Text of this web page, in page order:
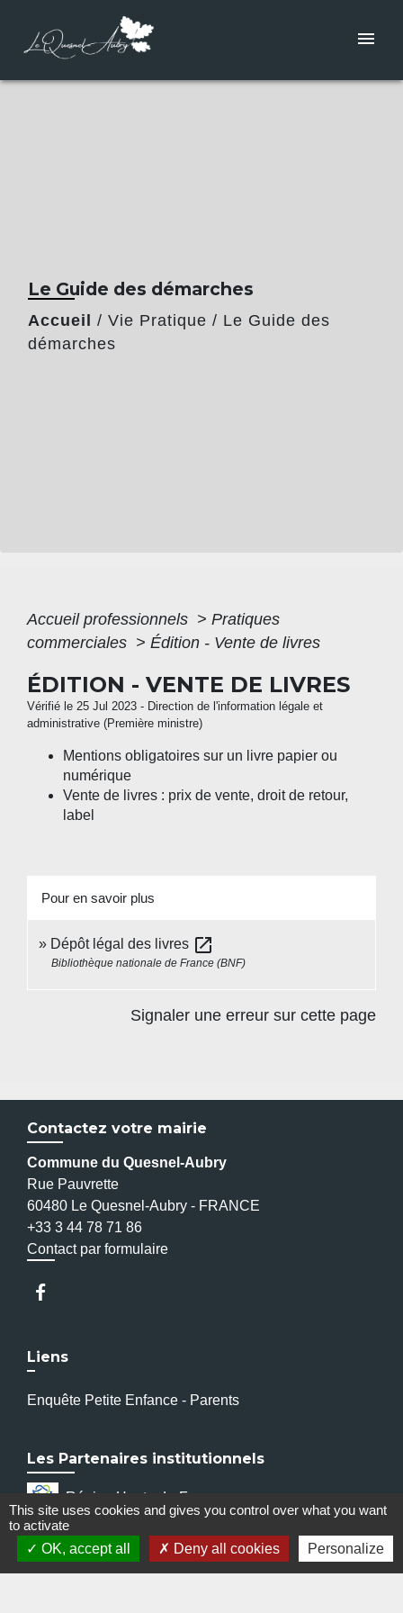
menu
Le Guide des démarches
Accueil / Vie Pratique / Le Guide des
démarches
Accueil professionnels > Pratiques
commerciales > Édition - Vente de livres
ÉDITION - VENTE DE LIVRES
Vérifié le 25 Jul 2023 - Direction de l'information légale et
administrative (Première ministre)
Mentions obligatoires sur un livre papier ou
numérique
Vente de livres : prix de vente, droit de retour,
label
Pour en savoir plus
Dépôt légal des livres open_in_new
Bibliothèque nationale de France (BNF)
Signaler une erreur sur cette page
Contactez votre mairie
Commune du Quesnel-Aubry
Rue Pauvrette
60480 Le Quesnel-Aubry - FRANCE
+33 3 44 78 71 86
Contact par formulaire
Liens
Enquête Petite Enfance - Parents
Les Partenaires institutionnels
Région Hauts-de-France
Département de l'Oise
Communauté de Communes de l'Oise
This site uses cookies and gives you control over what you want
to activate
OK, accept all
Deny all cookies Personalize